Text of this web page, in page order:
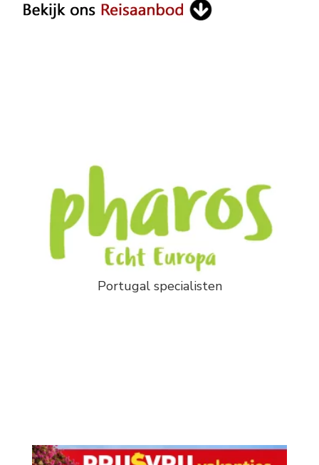
Portugal specialisten